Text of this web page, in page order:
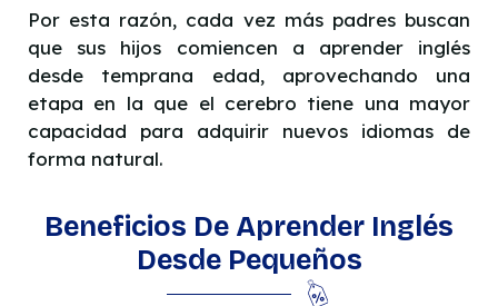
Por esta razón, cada vez más padres buscan
que sus hijos comiencen a aprender inglés
desde temprana edad, aprovechando una
etapa en la que el cerebro tiene una mayor
capacidad para adquirir nuevos idiomas de
forma natural.
Beneficios De Aprender Inglés
Desde Pequeños